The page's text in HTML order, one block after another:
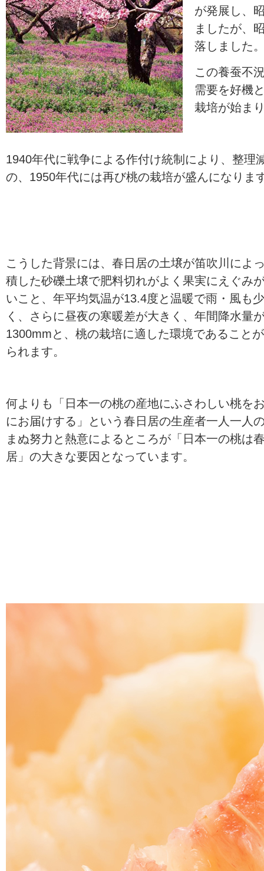
が発展し、
ましたが、
落しました
この養蚕不
需要を好機
栽培が始ま
1940年代に戦争による作付け統制により、整理
の、1950年代には再び桃の栽培が盛んになりま
こうした背景には、春日居の土壌が笛吹川によ
積した砂礫土壌で肥料切れがよく果実にえぐみ
いこと、年平均気温が13.4度と温暖で雨・風も
く、さらに昼夜の寒暖差が大きく、年間降水量
1300mmと、桃の栽培に適した環境であること
られます。
何よりも「日本一の桃の産地にふさわしい桃を
にお届けする」という春日居の生産者一人一人
まぬ努力と熱意によるところが「日本一の桃は
居」の大きな要因となっています。